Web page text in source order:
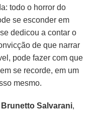
todo o horror do
se esconder em
dedicou a contar o
de que narrar
pode fazer com que
se recorde, em um
mesmo.
Brunetto Salvarani,